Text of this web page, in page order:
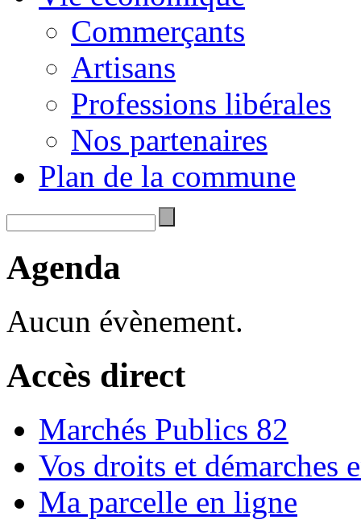
Commerçants
Artisans
Professions libérales
Nos partenaires
Plan de la commune
Agenda
Aucun évènement.
Accès direct
Marchés Publics 82
Vos droits et démarches
Ma parcelle en ligne